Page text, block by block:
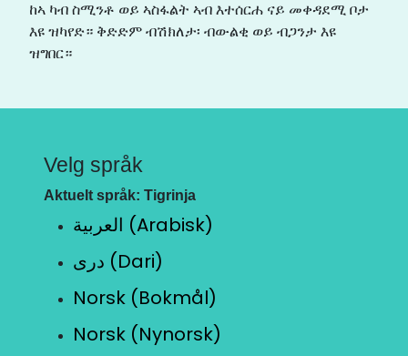
ከኣ ካብ ስሚንቶ ወይ ኣስፋልት ኣብ እተሰርሐ ናይ መቀዳደሚ ቦታ
እዩ ዝካየድ። ቅድድም ብሽክለታ፡ ብውልቂ ወይ ብጋንታ እዩ
ዝግበር።
Velg språk
Aktuelt språk: Tigrinja
العربية (Arabisk)
دری (Dari)
Norsk (Bokmål)
Norsk (Nynorsk)